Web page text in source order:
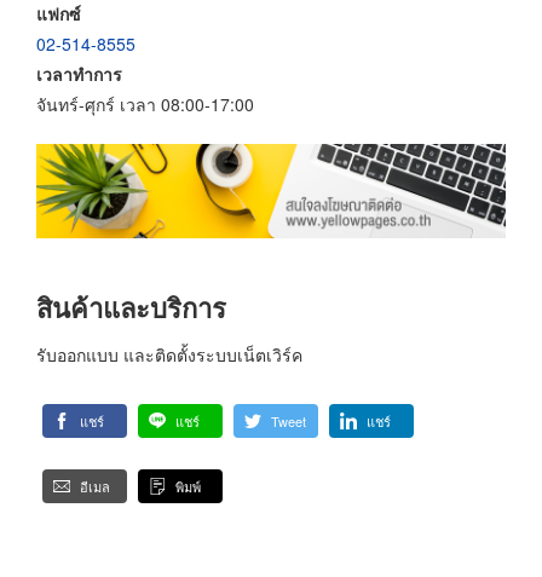
แฟกซ์
02-514-8555
เวลาทำการ
จันทร์-ศุกร์ เวลา 08:00-17:00
สินค้าและบริการ
รับออกแบบ และติดตั้งระบบเน็ตเวิร์ค
แชร์ แชร์ Tweet แชร์
อีเมล พิมพ์